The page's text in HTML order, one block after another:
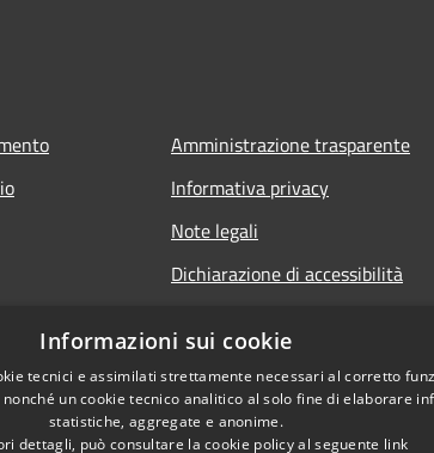
Amministrazione trasparente
Informativa privacy
Note legali
Dichiarazione di accessibilità
Informazioni sui cookie
tecnici e assimilati strettamente necessari al corretto
un cookie tecnico analitico al solo fine di elaborare
statistiche, aggregate e anonime.
dettagli, può consultare la cookie policy al seguente link